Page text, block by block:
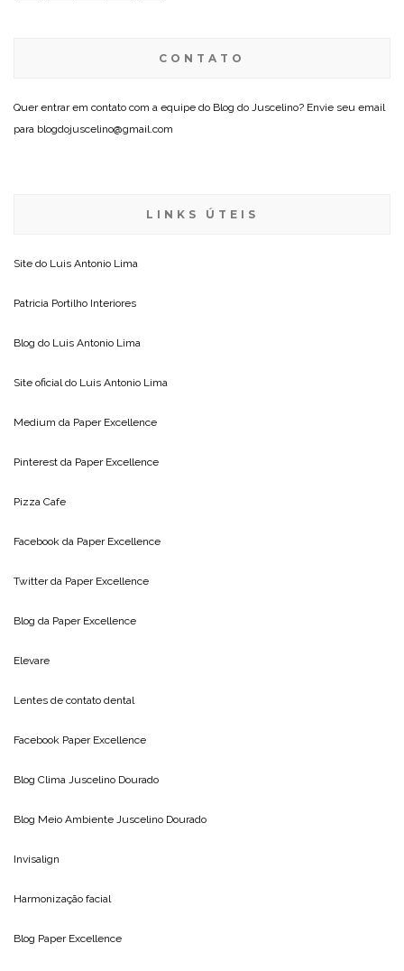
CONTATO
Quer entrar em contato com a equipe do Blog do Juscelino? Envie seu email
para blogdojuscelino@gmail.com
LINKS ÚTEIS
Site do Luis Antonio Lima
Patricia Portilho Interiores
Blog do Luis Antonio Lima
Site oficial do Luis Antonio Lima
Medium da Paper Excellence
Pinterest da Paper Excellence
Pizza Cafe
Facebook da Paper Excellence
Twitter da Paper Excellence
Blog da Paper Excellence
Elevare
Lentes de contato dental
Facebook Paper Excellence
Blog Clima Juscelino Dourado
Blog Meio Ambiente Juscelino Dourado
Invisalign
Harmonização facial
Blog Paper Excellence